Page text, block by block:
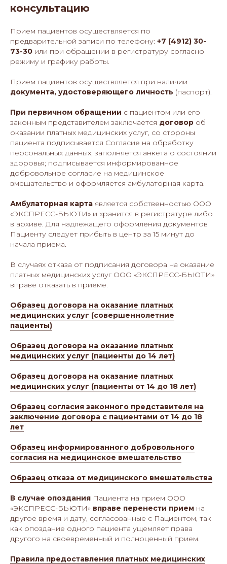
консультацию
Прием пациентов осуществляется по
предварительной записи по телефону: +7 (4912) 30-
73-30 или при обращении в регистратуру согласно
режиму и графику работы.
Прием пациентов осуществляется при наличии
документа, удостоверяющего личность (паспорт).
При первичном обращении с пациентом или его
законным представителем заключается договор об
оказании платных медицинских услуг, со стороны
пациента подписывается Согласие на обработку
персональных данных; заполняется анкета о состоянии
здоровья; подписывается информированное
добровольное согласие на медицинское
вмешательство и оформляется амбулаторная карта.
Амбулаторная карта является собственностью ООО
«ЭКСПРЕСС-БЬЮТИ» и хранится в регистратуре либо
в архиве. Для надлежащего оформления документов
Пациенту следует прибыть в центр за 15 минут до
начала приема.
В случаях отказа от подписания договора на оказание
платных медицинских услуг ООО «ЭКСПРЕСС-БЬЮТИ»
вправе отказать в приеме.
Образец договора на оказание платных
медицинских услуг (совершеннолетние
пациенты)
Образец договора на оказание платных
медицинских услуг (пациенты до 14 лет)
Образец договора на оказание платных
медицинских услуг (пациенты от 14 до 18 лет)
Образец согласия законного представителя на
заключение договора с пациентами от 14 до 18
лет
Образец информированного добровольного
согласия на медицинское вмешательство
Образец отказа от медицинского вмешательства
В случае опоздания Пациента на прием ООО
«ЭКСПРЕСС-БЬЮТИ» вправе перенести прием на
другое время и дату, согласованные с Пациентом, так
как опоздание одного пациента ущемляет права
другого на своевременный и полноценный прием.
Правила предоставления платных медицинских